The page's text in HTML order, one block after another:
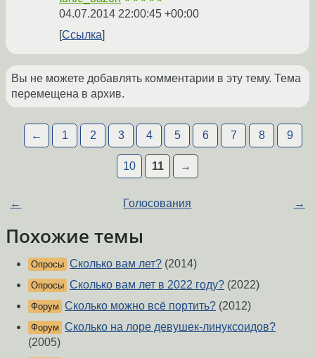
04.07.2014 22:00:45 +00:00
Ссылка
Вы не можете добавлять комментарии в эту тему. Тема
перемещена в архив.
← 1 2 3 4 5 6 7 8 9
10 11 →
← Голосования →
Похожие темы
Опросы Сколько вам лет? (2014)
Опросы Сколько вам лет в 2022 году? (2022)
Форум Сколько можно всё портить? (2012)
Форум Сколько на лоре девушек-линуксоидов?
(2005)